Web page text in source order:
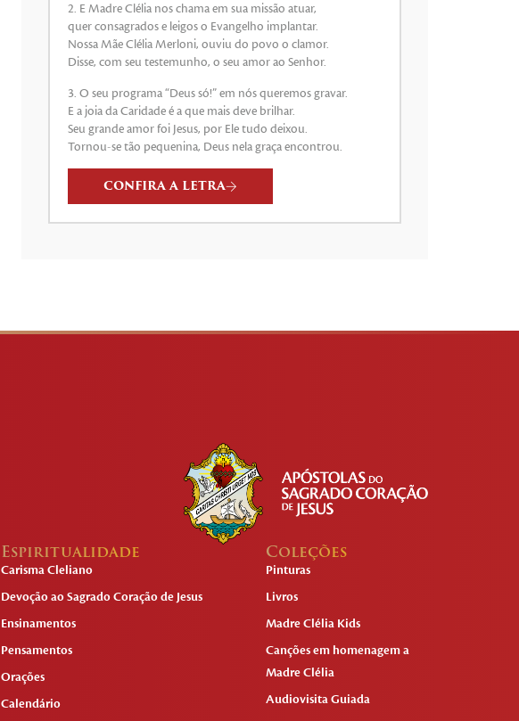
2. E Madre Clélia nos chama em sua missão atuar,
quer consagrados e leigos o Evangelho implantar.
Nossa Mãe Clélia Merloni, ouviu do povo o clamor.
Disse, com seu testemunho, o seu amor ao Senhor.
3. O seu programa “Deus só!” em nós queremos gravar.
E a joia da Caridade é a que mais deve brilhar.
Seu grande amor foi Jesus, por Ele tudo deixou.
Tornou-se tão pequenina, Deus nela graça encontrou.
CONFIRA A LETRA
Espiritualidade
Carisma Cleliano
Devoção ao Sagrado Coração de Jesus
Ensinamentos
Pensamentos
Orações
Calendário
Coleções
Pinturas
Livros
Madre Clélia Kids
Canções em homenagem a
Madre Clélia
Audiovisita Guiada